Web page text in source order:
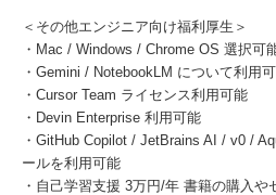
＜その他エンジニア向け福利厚生＞
・Mac / Windows / Chrome OS 選択可
・Gemini / NotebookLM について利用
・Cursor Team ライセンス利用可能
・Devin Enterprise 利用可能
・GitHub Copilot / JetBrains AI / v0 /
ールを利用可能
・自己学習支援 3万円/年 書籍の購入